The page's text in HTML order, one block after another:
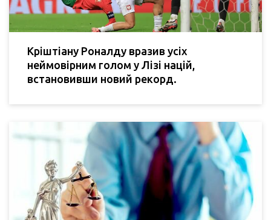
Кріштіану Роналду вразив усіх
неймовірним голом у Лізі націй,
встановивши новий рекорд.